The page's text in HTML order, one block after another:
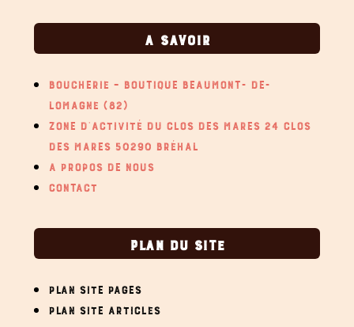
A SAVOIR
BOUCHERIE – BOUTIQUE BEAUMONT- DE-
LOMAGNE (82)
ZONE D’ACTIVITÉ DU CLOS DES MARES 24 CLOS
DES MARES 50290 BRÉHAL
A PROPOS DE NOUS
CONTACT
PLAN DU SITE
PLAN SITE PAGES
PLAN SITE ARTICLES